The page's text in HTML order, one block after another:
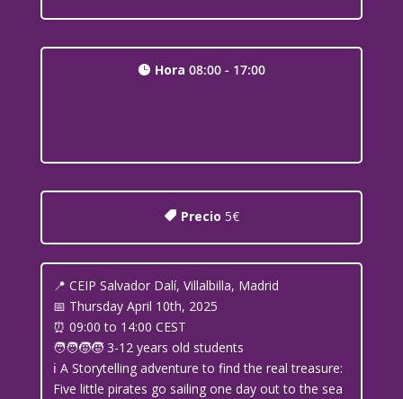
Hora 08:00 - 17:00
Precio 5€
📍 CEIP Salvador Dalí, Villalbilla, Madrid
📅 Thursday April 10th, 2025
⏰ 09:00 to 14:00 CEST
🧑‍🧑‍🧒‍🧒 3-12 years old students
ℹ️ A Storytelling adventure to find the real treasure:
Five little pirates go sailing one day out to the sea